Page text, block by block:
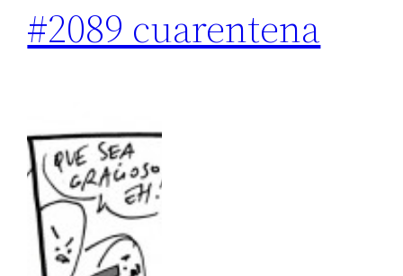
#2089 cuarentena